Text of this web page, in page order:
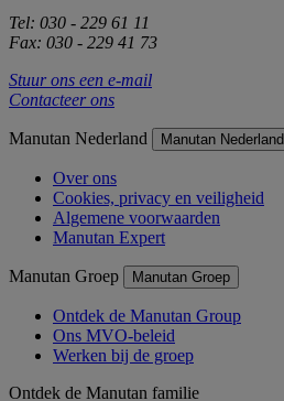
Tel: 030 - 229 61 11
Fax: 030 - 229 41 73
Stuur ons een e-mail
Contacteer ons
Manutan Nederland Manutan Nederland
Over ons
Cookies, privacy en veiligheid
Algemene voorwaarden
Manutan Expert
Manutan Groep Manutan Groep
Ontdek de Manutan Group
Ons MVO-beleid
Werken bij de groep
Ontdek de Manutan familie